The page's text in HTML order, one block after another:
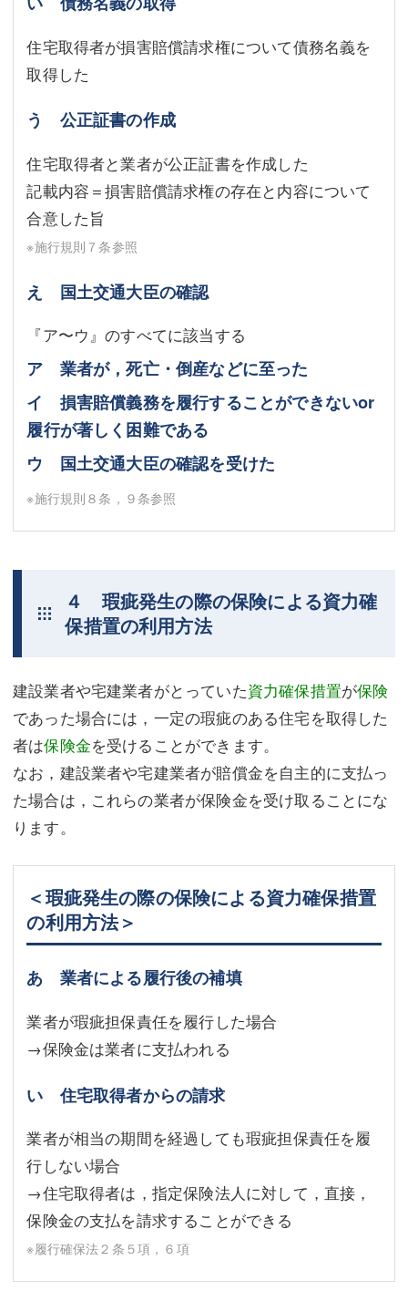
住宅取得者が損害賠償請求権について債務名義を
取得した
う 公正証書の作成
住宅取得者と業者が公正証書を作成した
記載内容＝損害賠償請求権の存在と内容について
合意した旨
※施行規則７条参照
え 国土交通大臣の確認
『ア〜ウ』のすべてに該当する
ア 業者が，死亡・倒産などに至った
イ 損害賠償義務を履行することができないor
履行が著しく困難である
ウ 国土交通大臣の確認を受けた
※施行規則８条，９条参照
４ 瑕疵発生の際の保険による資力確
保措置の利用方法
建設業者や宅建業者がとっていた資力確保措置が保険
であった場合には，一定の瑕疵のある住宅を取得した
者は保険金を受けることができます。
なお，建設業者や宅建業者が賠償金を自主的に支払っ
た場合は，これらの業者が保険金を受け取ることにな
ります。
＜瑕疵発生の際の保険による資力確保措置
の利用方法＞
あ 業者による履行後の補填
業者が瑕疵担保責任を履行した場合
→保険金は業者に支払われる
い 住宅取得者からの請求
業者が相当の期間を経過しても瑕疵担保責任を履
行しない場合
→住宅取得者は，指定保険法人に対して，直接，
保険金の支払を請求することができる
※履行確保法２条５項，６項